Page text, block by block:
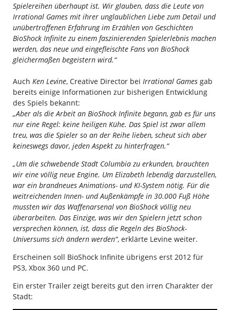
Spielereihen überhaupt ist. Wir glauben, dass die Leute von
Irrational Games mit ihrer unglaublichen Liebe zum Detail und
unübertroffenen Erfahrung im Erzählen von Geschichten
BioShock Infinite zu einem faszinierenden Spielerlebnis machen
werden, das neue und eingefleischte Fans von BioShock
gleichermaßen begeistern wird.“
Auch Ken Levine, Creative Director bei Irrational Games gab
bereits einige Informationen zur bisherigen Entwicklung
des Spiels bekannt:
„Aber als die Arbeit an BioShock Infinite begann, gab es für uns
nur eine Regel: keine heiligen Kühe. Das Spiel ist zwar allem
treu, was die Spieler so an der Reihe lieben, scheut sich aber
keineswegs davor, jeden Aspekt zu hinterfragen.“
„Um die schwebende Stadt Columbia zu erkunden, brauchten
wir eine völlig neue Engine. Um Elizabeth lebendig darzustellen,
war ein brandneues Animations- und KI-System nötig. Für die
weitreichenden Innen- und Außenkämpfe in 30.000 Fuß Höhe
mussten wir das Waffenarsenal von BioShock völlig neu
überarbeiten. Das Einzige, was wir den Spielern jetzt schon
versprechen können, ist, dass die Regeln des BioShock-
Universums sich ändern werden“, erklärte Levine weiter.
Erscheinen soll BioShock Infinite übrigens erst 2012 für
PS3, Xbox 360 und PC.
Ein erster Trailer zeigt bereits gut den irren Charakter der
Stadt: